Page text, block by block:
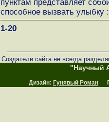
пунктам представляет
способное вызвать улыбку
1-20
Создатели сайта не всегда
"Научный
Дизайн: Гунявый Роман